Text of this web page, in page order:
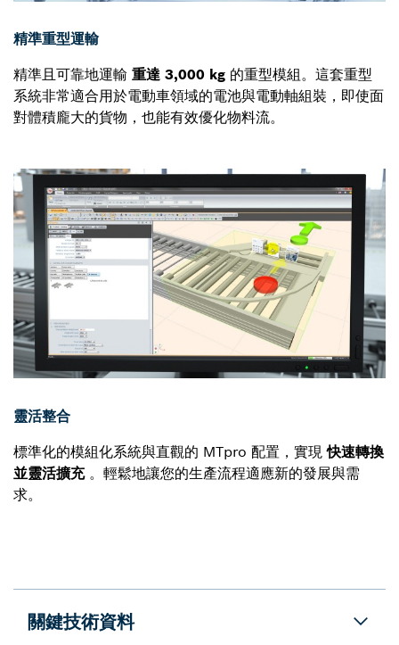
精準重型運輸
精準且可靠地運輸 重達 3,000 kg 的重型模組。這套重型
系統非常適合用於電動車領域的電池與電動軸組裝，即使面
對體積龐大的貨物，也能有效優化物料流。
靈活整合
標準化的模組化系統與直觀的 MTpro 配置，實現快速轉換
並靈活擴充。輕鬆地讓您的生產流程適應新的發展與需
求。
關鍵技術資料